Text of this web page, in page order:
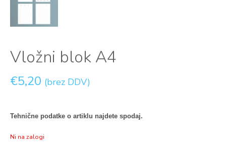
Vložni blok A4
€5,20 (brez DDV)
Tehnične podatke o artiklu najdete spodaj.
Ni na zalogi